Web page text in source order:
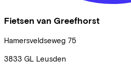
Fietsen van Greefhorst
Hamersveldseweg 75
3833 GL Leusden